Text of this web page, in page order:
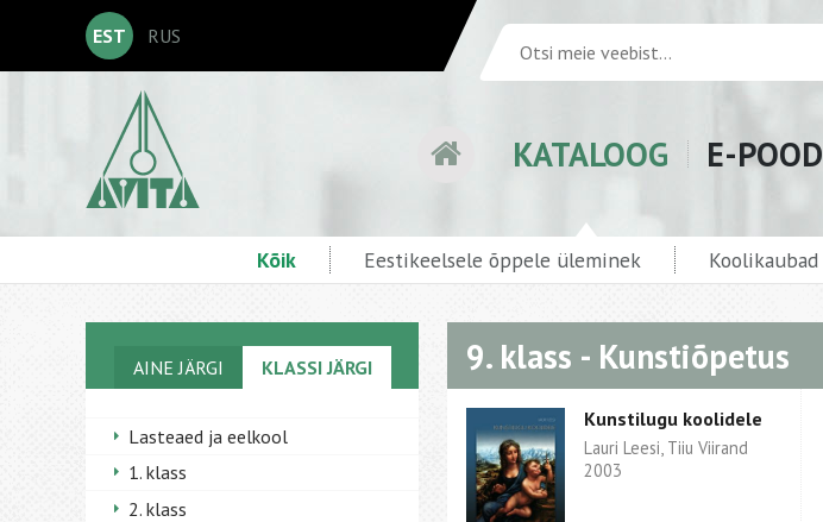
EST RUS
KATALOOG E-POOD
Kõik Eestikeelsele õppele üleminek Koolikaubad
AINE JÄRGI KLASSI JÄRGI
Lasteaed ja eelkool
1. klass
2. klass
9. klass - Kunstiõpetus
Kunstilugu koolidele
Lauri Leesi, Tiiu Viirand
2003